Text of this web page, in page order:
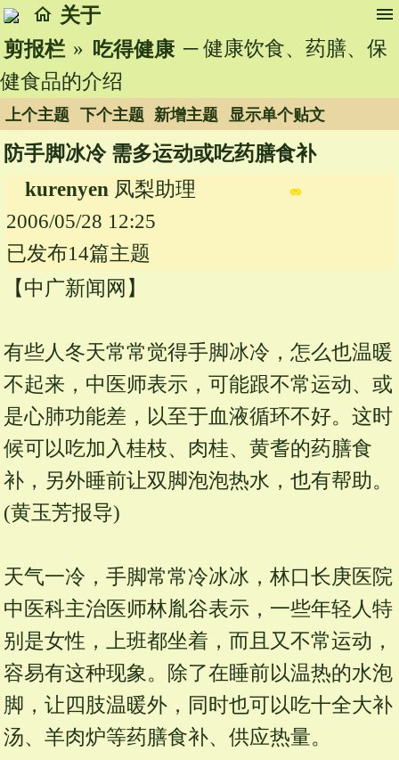
home 关于 menu
剪报栏 » 吃得健康 ─ 健康饮食、药膳、保
健食品的介绍
上个主题 下个主题 新增主题 显示单个贴文
防手脚冰冷 需多运动或吃药膳食补
kurenyen 凤梨助理
2006/05/28 12:25
已发布14篇主题
【中广新闻网】
有些人冬天常常觉得手脚冰冷，怎么也温暖
不起来，中医师表示，可能跟不常运动、或
是心肺功能差，以至于血液循环不好。这时
候可以吃加入桂枝、肉桂、黄耆的药膳食
补，另外睡前让双脚泡泡热水，也有帮助。
(黄玉芳报导)
天气一冷，手脚常常冷冰冰，林口长庚医院
中医科主治医师林胤谷表示，一些年轻人特
别是女性，上班都坐着，而且又不常运动，
容易有这种现象。除了在睡前以温热的水泡
脚，让四肢温暖外，同时也可以吃十全大补
汤、羊肉炉等药膳食补、供应热量。